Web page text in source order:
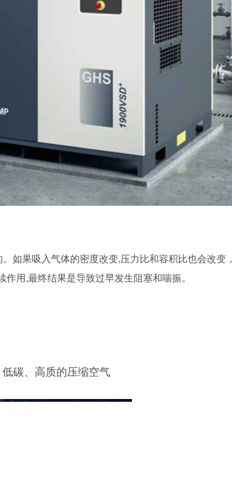
如果吸入气体的密度改变,压力比和容积比也会改变，
用,最终结果是导致过早发生阻塞和喘振。
碳、高质的压缩空气